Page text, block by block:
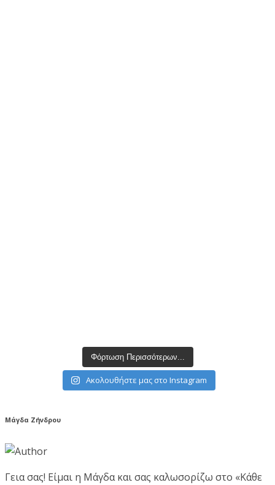
Φόρτωση Περισσότερων...
Ακολουθήστε μας στο Instagram
Μάγδα Ζήνδρου
Γεια σας! Είμαι η Μάγδα και σας καλωσορίζω στο «Κάθε